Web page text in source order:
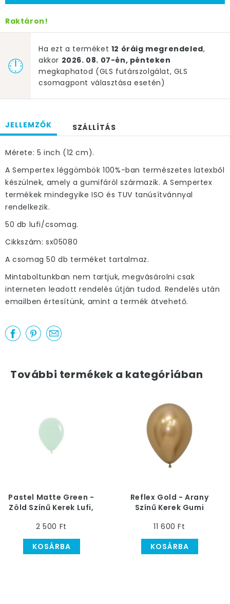
Raktáron!
Ha ezt a terméket 12 óráig megrendeled,
akkor 2026. 08. 07-én, pénteken
megkaphatod (GLS futárszolgálat, GLS
csomagpont választása esetén)
JELLEMZŐK SZÁLLÍTÁS
Mérete: 5 inch (12 cm).
A Sempertex léggömbök 100%-ban természetes latexből
készülnek, amely a gumifáról származik. A Sempertex
termékek mindegyike ISO és TUV tanúsítvánnyal
rendelkezik.
50 db lufi/csomag.
Cikkszám: sx05080
A csomag 50 db terméket tartalmaz.
Mintaboltunkban nem tartjuk, megvásárolni csak
interneten leadott rendelés útján tudod. Rendelés után
emailben értesítünk, amint a termék átvehető.
További termékek a kategóriában
Pastel Matte Green -
Zöld Színű Kerek Lufi,
2 500 Ft
KOSÁRBA
Reflex Gold - Arany
Színű Kerek Gumi
11 600 Ft
KOSÁRBA